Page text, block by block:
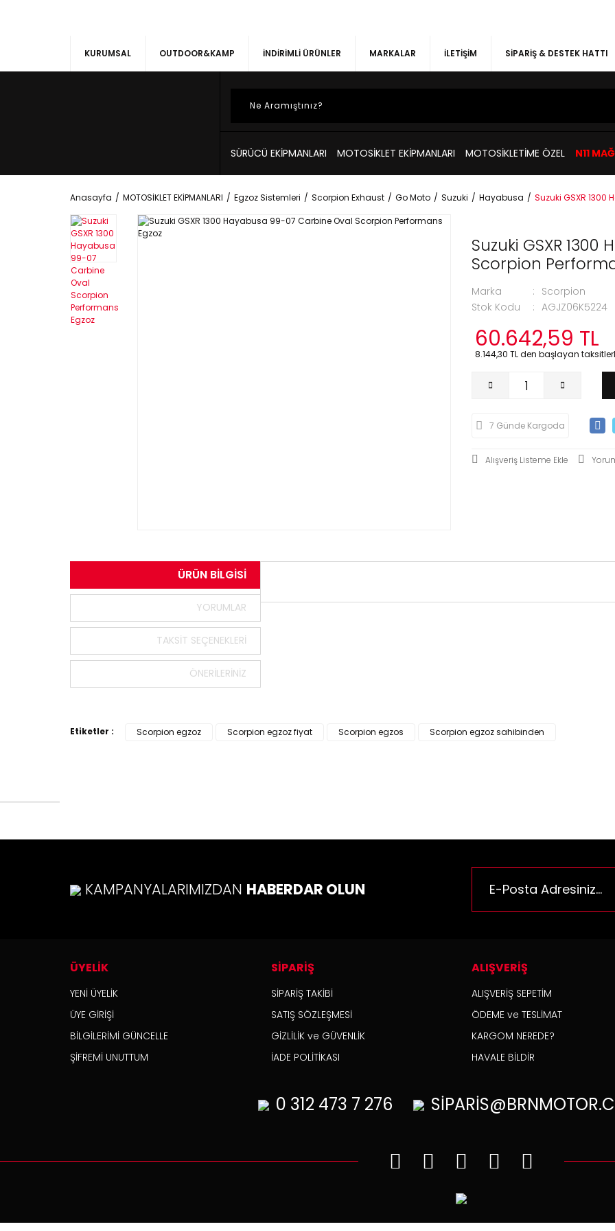
KURUMSAL OUTDOOR&KAMP İNDİRİMLİ ÜRÜNLER MARKALAR İLETİŞİM SİPARİŞ & DESTEK HATTI
SÜRÜCÜ EKİPMANLARI MOTOSİKLET EKİPMANLARI MOTOSİKLETİME ÖZEL N11
Anasayfa MOTOSİKLET EKİPMANLARI Egzoz Sistemleri Scorpion Exhaust Go Moto Suzuki Hayabusa Suzuki GSXR
Suzuki GSXR
Scorpion
Marka
Scorpion
Stok Kodu
AGJZ06K5224
60.642,59 TL
8.144,30 TL den başlayan
7 Günde Kargoda
ÜRÜN BILGISI
YORUMLAR
TAKSIT SEÇENEKLERI
ÖNERILERINIZ
Etiketler : Scorpion egzoz Scorpion egzoz fiyat Scorpion egzos Scorpion egzoz sahibinden
KAMPANYALARIMIZDAN HABERDAR OLUN
ÜYELİK
YENİ ÜYELİK
ÜYE GİRİŞİ
BİLGİLERİMİ GÜNCELLE
ŞİFREMİ UNUTTUM
SİPARİŞ
SİPARİŞ TAKİBİ
SATIŞ SÖZLEŞMESİ
GİZLİLİK ve GÜVENLİK
İADE POLİTİKASI
ALIŞVERİŞ
ALIŞVERİŞ SEPETİM
ÖDEME ve TESLİMAT
KARGOM NEREDE?
HAVALE BİLDİR
0 312 473 7 276